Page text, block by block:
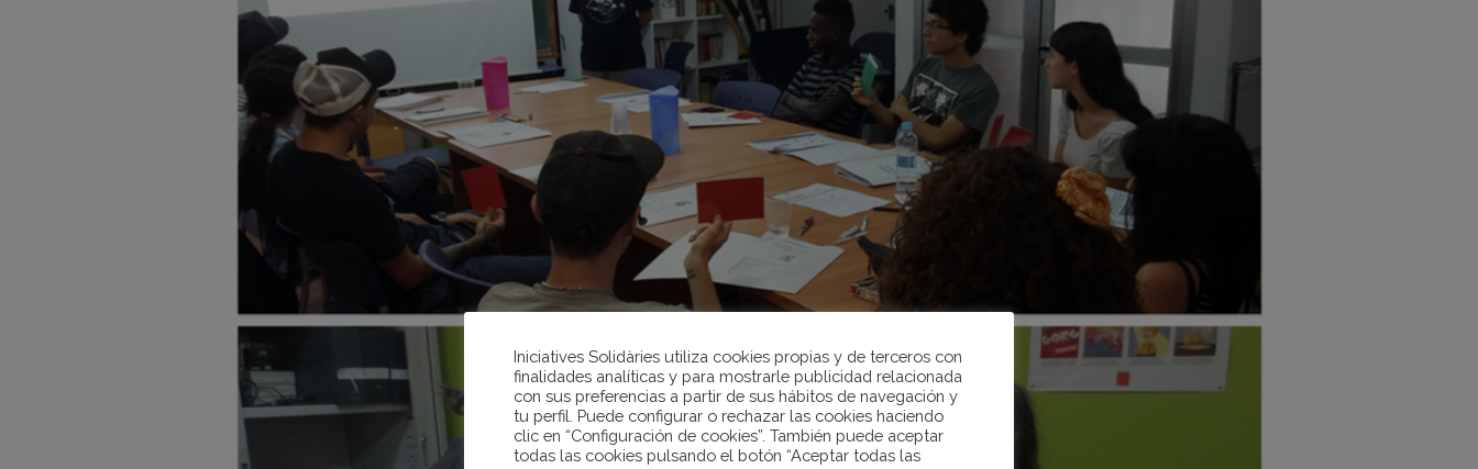
Iniciatives Solidàries utiliza cookies propias y de terceros con
finalidades analíticas y para mostrarle publicidad relacionada
con sus preferencias a partir de sus hábitos de navegación y
tu perfil. Puede configurar o rechazar las cookies haciendo
clic en “Configuración de cookies”. También puede aceptar
todas las cookies pulsando el botón “Aceptar todas las